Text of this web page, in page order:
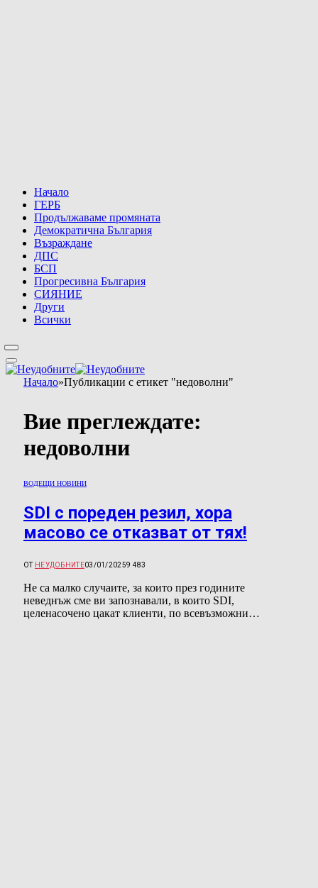
Начало
ГЕРБ
Продължаваме промяната
Демократична България
Възраждане
ДПС
БСП
Прогресивна България
СИЯНИЕ
Други
Всички
Начало»Публикации с етикет "недоволни"
Вие преглеждате:
недоволни
ВОДЕЩИ НОВИНИ
SDI с пореден резил, хора
масово се отказват от тях!
ОТ НЕУДОБНИТЕ03/01/20259 483
Не са малко случаите, за които през годините
неведнъж сме ви запознавали, в които SDI,
целенасочено цакат клиенти, по всевъзможни…